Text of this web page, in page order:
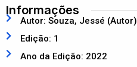
Informações
Autor: Souza, Jessé (Autor)
Edição: 1
Ano da Edição: 2022